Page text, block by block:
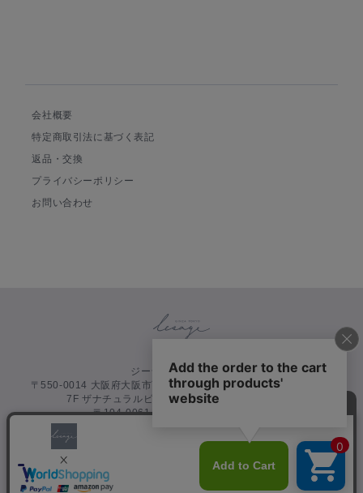
会社概要
特定商取引法に基づく表記
返品・交換
プライバシーポリシー
お問い合わせ
ジーシックス株式会社
〒550-0014 大阪府大阪市西区北堀江 1-1-18 四ツ橋イーストビル
7F ザナチュラルビューティクリニック四ツ橋院内
〒104-0061 東京都中央区銀座 6-14-8
Copyright©
Corporation All Rights